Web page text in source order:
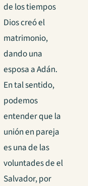
de los tiempos
Dios creó el
matrimonio,
dando una
esposa a Adán.
En tal sentido,
podemos
entender que la
unión en pareja
es una de las
voluntades de el
Salvador, por